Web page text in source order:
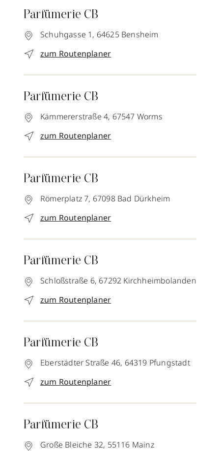
Parfümerie CB
Schuhgasse 1, 64625 Bensheim
zum Routenplaner
Parfümerie CB
Kämmererstraße 4, 67547 Worms
zum Routenplaner
Parfümerie CB
Römerplatz 7, 67098 Bad Dürkheim
zum Routenplaner
Parfümerie CB
Schloßstraße 6, 67292 Kirchheimbolanden
zum Routenplaner
Parfümerie CB
Eberstädter Straße 46, 64319 Pfungstadt
zum Routenplaner
Parfümerie CB
Große Bleiche 32, 55116 Mainz